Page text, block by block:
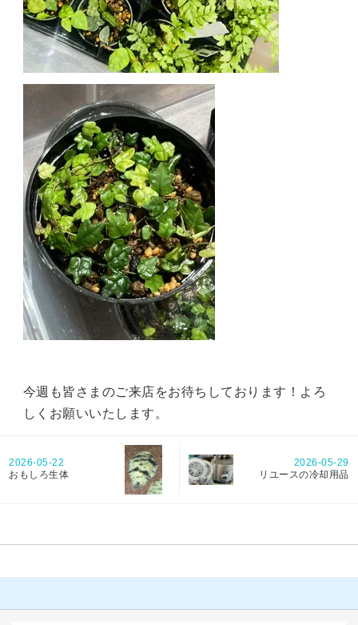
今週も皆さまのご来店をお待ちしております！よろ
しくお願いいたします。
2026-05-22
おもしろ生体
2026-05-29
リユースの冷却用品